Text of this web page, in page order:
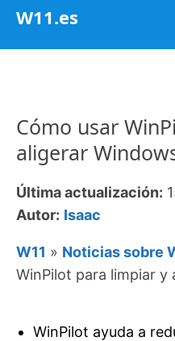
Saltar
W11.es
Cómo usar
aligerar
Última actualización:
Autor: Isaac
W11 » Noticias sobre
WinPilot para limpiar y
WinPilot ayuda a